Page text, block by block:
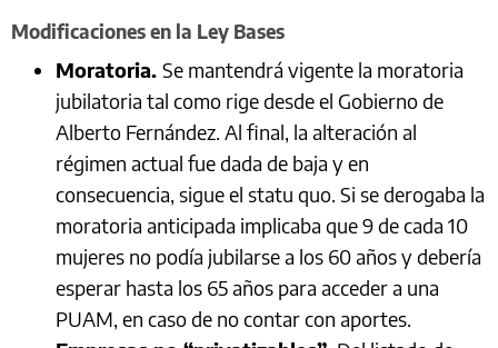
Modificaciones en la Ley Bases
Moratoria. Se mantendrá vigente la moratoria
jubilatoria tal como rige desde el Gobierno de
Alberto Fernández. Al final, la alteración al
régimen actual fue dada de baja y en
consecuencia, sigue el statu quo. Si se derogaba la
moratoria anticipada implicaba que 9 de cada 10
mujeres no podía jubilarse a los 60 años y debería
esperar hasta los 65 años para acceder a una
PUAM, en caso de no contar con aportes.